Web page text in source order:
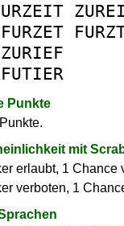
URZEIT
FURZET
ZURIEF
FUTIER
Punkte
mit
erlaubt, 1 Chance
verboten, 1